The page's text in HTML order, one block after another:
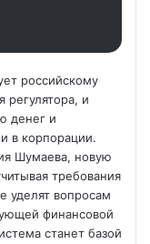
российскому
регулятора, и
денег и
в корпорации.
Шумаева, новую
требования
уделят вопросам
финансовой
станет базой